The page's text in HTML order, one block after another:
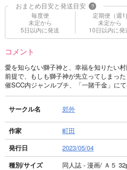
おまとめ目安と発送目安 ?
毎度便
未定から
5日以内に発送
定期便（週1)
未定から
10日以内に発
コメント
愛を知らない獅子神と、幸福を知りたい
前提で、もしも獅子神が先立ってしまっ
催SCC内ジャンルプチ、「一賭千金」にて
サークル名 郊外
作家
町田
発行日
2023/05/04
種別/サイズ
同人誌 - 漫画/ Ａ５